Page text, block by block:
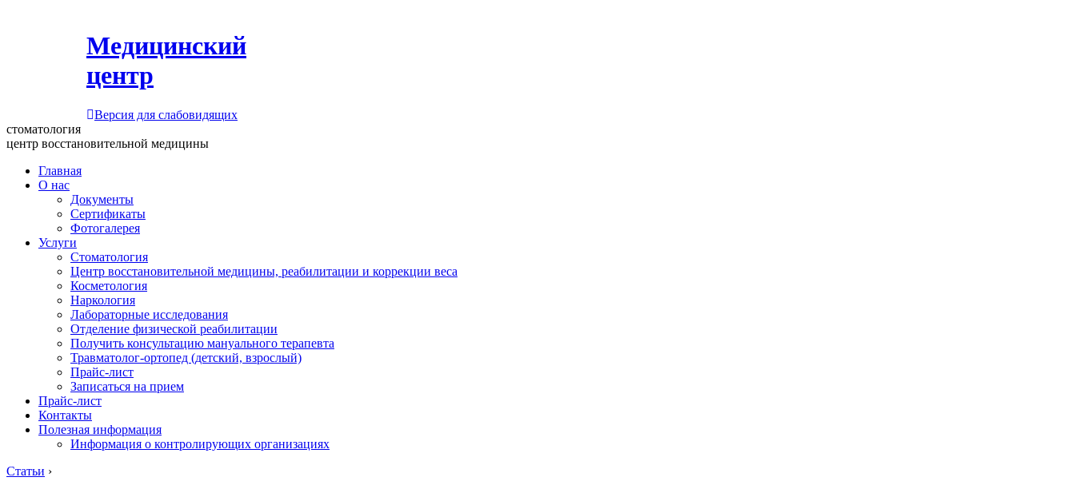
Медицинский
центр
Версия для слабовидящих
стоматология
центр восстановительной медицины
Главная
О нас
Документы
Сертификаты
Фотогалерея
Услуги
Стоматология
Центр восстановительной медицины, реабилитации и коррекции веса
Косметология
Наркология
Лабораторные исследования
Отделение физической реабилитации
Получить консультацию мануального терапевта
Травматолог-ортопед (детский, взрослый)
Прайс-лист
Записаться на прием
Прайс-лист
Контакты
Полезная информация
Информация о контролирующих организациях
Статьи ›